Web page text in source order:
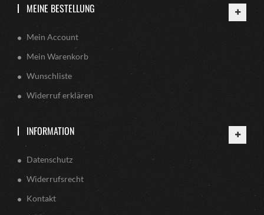
MEINE BESTELLUNG
Mein Account
Mein Warenkorb
Wunschliste
Widerruf erklären
INFORMATION
Datenschutz
Widerrufsrecht
Kontakt